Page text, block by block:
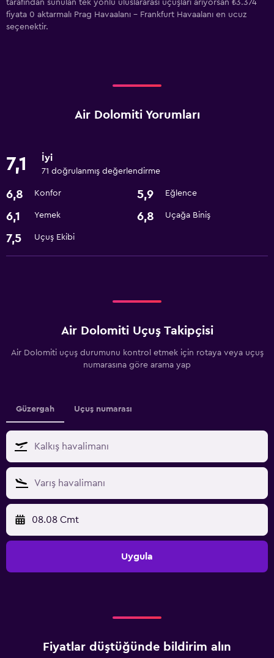
tarafından sunulan tek yönlü uluslararası uçuşları arıyorsan ₺3.374
fiyata 0 aktarmalı Prag Havaalanı - Frankfurt Havaalanı en ucuz
seçenektir.
Air Dolomiti Yorumları
7,1 İyi
71 doğrulanmış değerlendirme
6,8 Konfor 5,9 Eğlence
6,1 Yemek 6,8 Uçağa Biniş
7,5 Uçuş Ekibi
Air Dolomiti Uçuş Takipçisi
Air Dolomiti uçuş durumunu kontrol etmek için rotaya veya uçuş
numarasına göre arama yap
Güzergah Uçuş numarası
08.08 Cmt
Uygula
Fiyatlar düştüğünde bildirim alın